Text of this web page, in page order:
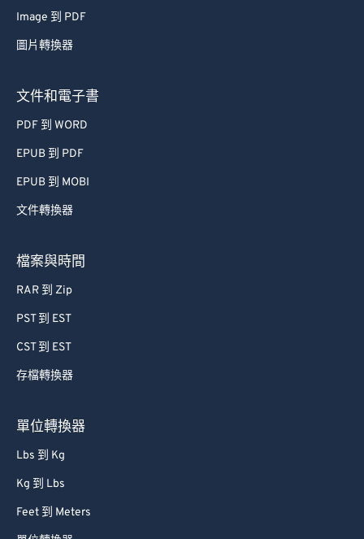
Image 到 PDF
圖片轉換器
文件和電子書
PDF 到 WORD
EPUB 到 PDF
EPUB 到 MOBI
文件轉換器
檔案與時間
RAR 到 Zip
PST 到 EST
CST 到 EST
存檔轉換器
單位轉換器
Lbs 到 Kg
Kg 到 Lbs
Feet 到 Meters